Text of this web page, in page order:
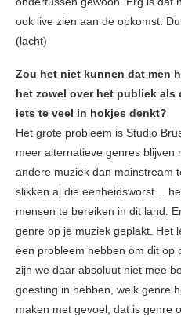
ook live zien aan de opkomst.
(lacht)
Zou het niet kunnen dat men
het zowel over het publiek
iets te veel in hokjes denkt?
Het grote probleem is Studio
meer alternatieve genres blijven
andere muziek dan mainstream
slikken al die eenheidsworst…
mensen te bereiken in dit land.
genre op je muziek geplakt. Het
een probleem hebben om dit op
zijn we daar absoluut niet mee
goesting in hebben, welk genre
maken met gevoel, dat is genre